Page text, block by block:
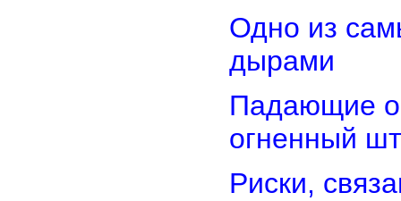
Одно из
дырами
Падающие
огненный
Риски,